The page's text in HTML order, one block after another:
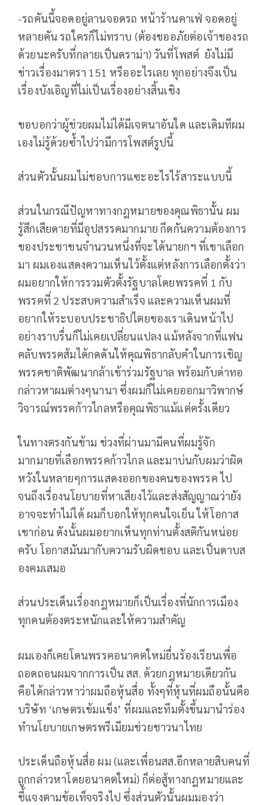
-รถคันนี้จอดอยู่ลานจอดรถ หน้าร้านคาเฟ่ จอดอยู่
หลายคัน รถใครก็ไม่ทราบ (ต้องขออภัยต่อเจ้าของรถ
ด้วยนะครับที่กลายเป็นดราม่า) วันที่โพสต์ ยังไม่มี
ข่าวเรื่องมาตรา 151 หรืออะไรเลย ทุกอย่างจึงเป็น
เรื่องบังเอิญที่ไม่เป็นเรื่องอย่างสิ้นเชิง
ขอบอกว่าผู้ช่วยผมไม่ได้มีเจตนาอันใด และเดิมทีผม
เองไม่รู้ด้วยซ้ำไปว่ามีการโพสต์รูปนี้
ส่วนตัวนั้นผมไม่ชอบการแซะอะไรไร้สาระแบบนี้
ส่วนในกรณีปัญหาทางกฎหมายของคุณพิธานั้น ผม
รู้สึกเสียดายที่มีอุปสรรคมากมาย กีดกันความต้องการ
ของประชาชนจำนวนหนึ่งที่จะได้นายกฯ ที่เขาเลือก
มา ผมเองแสดงความเห็นไว้ตั้งแต่หลังการเลือกตั้งว่า
ผมอยากให้การรวมตัวตั้งรัฐบาลโดยพรรคที่ 1 กับ
พรรคที่ 2 ประสบความสำเร็จ และความเห็นผมที่
อยากให้ระบอบประชาธิปไตยของเราเดินหน้าไป
อย่างราบรื่นก็ไม่เคยเปลี่ยนแปลง แม้หลังจากที่แฟน
คลับพรรคส้มได้กดดันให้คุณพิธากลับคำในการเชิญ
พรรคชาติพัฒนากล้าเข้าร่วมรัฐบาล พร้อมกับด่าทอ
กล่าวหาผมต่างๆนานา ซึ่งผมก็ไม่เคยออกมาวิพากษ์
วิจารณ์พรรคก้าวไกลหรือคุณพิธาแม้แต่ครั้งเดียว
ในทางตรงกันข้าม ช่วงที่ผ่านมามีคนที่ผมรู้จัก
มากมายที่เลือกพรรคก้าวไกล และมาบ่นกับผมว่าผิด
หวังในหลายๆการแสดงออกของคนของพรรค ไป
จนถึงเรื่องนโยบายที่หาเสียงไว้และส่งสัญญาณว่ายัง
อาจจะทำไม่ได้ ผมก็บอกให้ทุกคนใจเย็น ให้โอกาส
เขาก่อน ดังนั้นผมอยากเห็นทุกท่านตั้งสติกันหน่อย
ครับ โอกาสมันมากับความรับผิดชอบ และเป็นดาบส
องคมเสมอ
ส่วนประเด็นเรื่องกฎหมายก็เป็นเรื่องที่นักการเมือง
ทุกคนต้องตระหนักและให้ความสำคัญ
ผมเองก็เคยโดนพรรคอนาคตใหม่ยื่นร้องเรียนเพื่อ
ถอดถอนผมจากการเป็น สส. ด้วยกฎหมายเดียวกัน
คือได้กล่าวหาว่าผมถือหุ้นสื่อ ทั้งๆที่หุ้นที่ผมถือนั้นคือ
บริษัท ‘เกษตรเข้มแข็ง’ ที่ผมและทีมตั้งขึ้นมานำร่อง
ทำนโยบายเกษตรพรีเมียมช่วยชาวนาไทย
ประเด็นถือหุ้นสื่อ ผม (และเพื่อนสส.อีกหลายสิบคนที่
ถูกกล่าวหาโดยอนาคตใหม่) ก็ต่อสู้ทางกฎหมายและ
ชี้แจงตามข้อเท็จจริงไป ซึ่งส่วนตัวนั้นผมมองว่า